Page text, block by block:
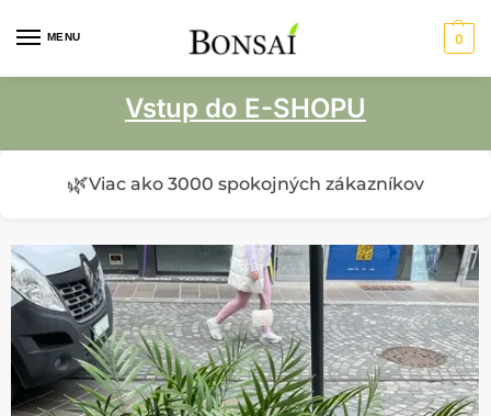
MENU 0
Vstup do E-SHOPU
🌿Viac ako 3000 spokojných zákazníkov